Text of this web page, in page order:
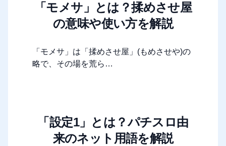
「モメサ」とは？揉めさせ屋
の意味や使い方を解説
「モメサ」は「揉めさせ屋」(もめさせや)の
略で、その場を荒ら…
「設定1」とは？パチスロ由
来のネット用語を解説